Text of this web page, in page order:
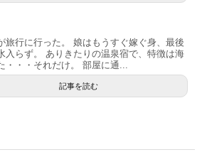
旅行に行った。 娘はもうすぐ嫁ぐ身、最後
入らず。 ありきたりの温泉宿で、特徴は海
・・・それだけ。 部屋に通...
記事を読む